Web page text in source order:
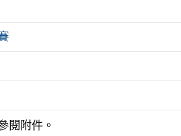
閱附件。